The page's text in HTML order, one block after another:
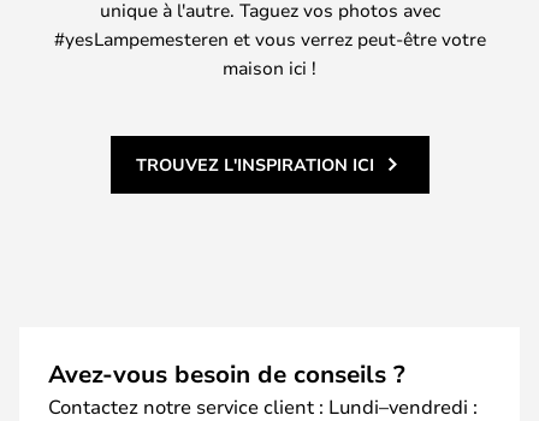
unique à l'autre. Taguez vos photos avec
#yesLampemesteren et vous verrez peut-être votre
maison ici !
TROUVEZ L'INSPIRATION ICI
Avez-vous besoin de conseils ?
Contactez notre service client : Lundi–vendredi :